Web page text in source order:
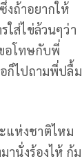
งถ้าอยากให้
ใส่ไข่ล้วนๆว่า
อโทษกับพี่
ก็ไปถามพี่ปลื้ม
แห่งชาติไหม
านั่งร้องไห้ ก้ม